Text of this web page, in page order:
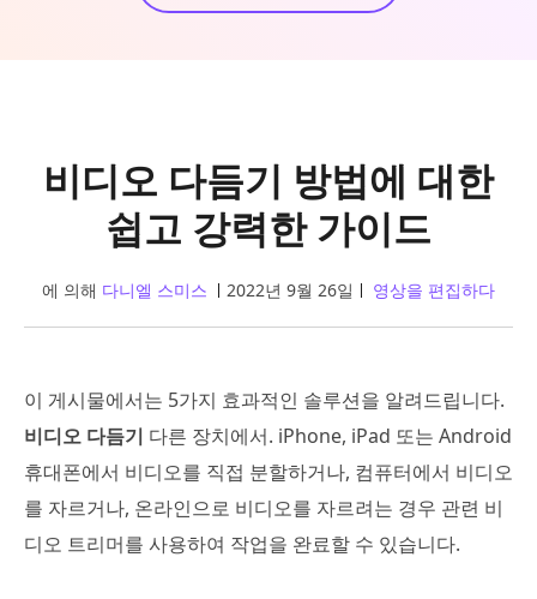
비디오 다듬기 방법에 대한
쉽고 강력한 가이드
에 의해 다니엘 스미스 2022년 9월 26일 영상을 편집하다
이 게시물에서는 5가지 효과적인 솔루션을 알려드립니다.
비디오 다듬기 다른 장치에서. iPhone, iPad 또는 Android
휴대폰에서 비디오를 직접 분할하거나, 컴퓨터에서 비디오
를 자르거나, 온라인으로 비디오를 자르려는 경우 관련 비
디오 트리머를 사용하여 작업을 완료할 수 있습니다.